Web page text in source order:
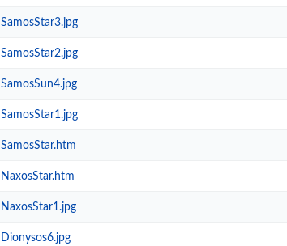
SamosStar3.jpg
SamosStar2.jpg
SamosSun4.jpg
SamosStar1.jpg
SamosStar.htm
NaxosStar.htm
NaxosStar1.jpg
Dionysos6.jpg